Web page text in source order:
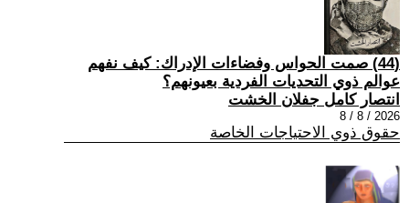
(44) صمت الحواس وفضاءات الإدراك: كيف نفهم
عوالم ذوي التحديات الفردية بعيونهم؟
انتصار كامل جفلان الخشت
2026 / 8 / 8
حقوق ذوي الاحتياجات الخاصة